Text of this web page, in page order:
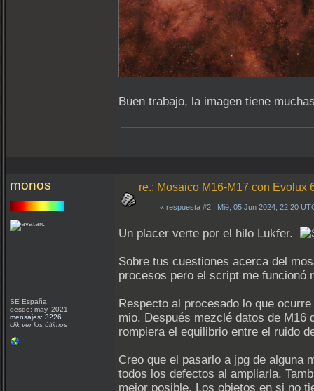
Buen trabajo, la imagen tiene
monos
SE España
desde: may, 2021
mensajes: 3226
clik ver los últimos
re.: Mosaico M16-M17 con Evolux
« respuesta #2 : Mié, 05 Jun 2024, 22:20
Un placer verte por el hilo Lukfer.
Sobre tus cuestiones acerca del
procesos pero el script me funcionó
Respecto al procesado lo que
mio. Después mezclé datos de M16
rompiera el equilibrio entre el ruido
Creo que el pasarlo a jpg de alguna
todos los defectos al ampliarla.
mejor posible. Los objetos en si no